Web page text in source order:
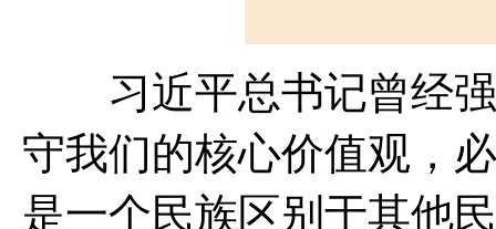
习近平总书记曾经强
守我们的核心价值观，
是一个民族区别于其他